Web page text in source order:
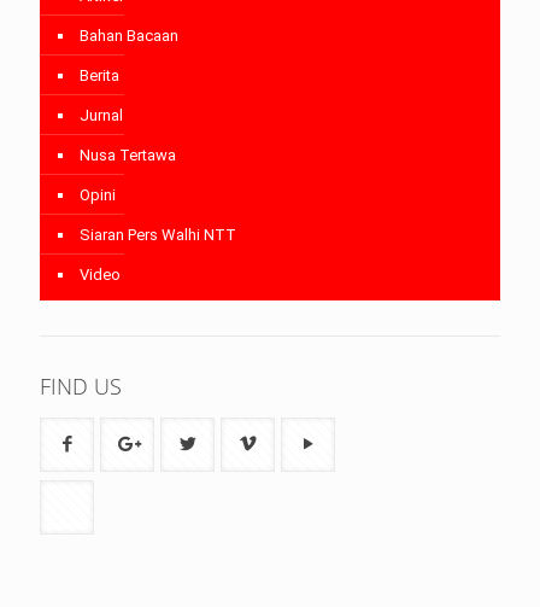
Bahan Bacaan
Berita
Jurnal
Nusa Tertawa
Opini
Siaran Pers Walhi NTT
Video
FIND US